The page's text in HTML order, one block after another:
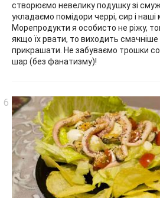
створюємо невелику подушку зі
укладаємо помідори черрі, сир і
Морепродукти я особисто не ріжу,
якщо їх рвати, то виходить смачніше
прикрашати. Не забуваємо трошки
шар (без фанатизму)!